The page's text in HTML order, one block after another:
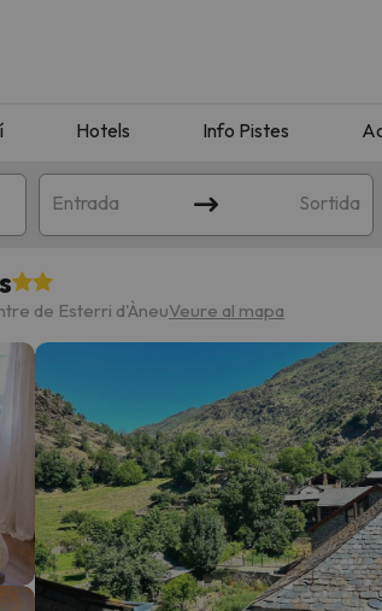
Hotels Info Pistes
Entrada Sortida
amb la teva cerca. Intenteu modificar la
de Esterri d'ÀneuVeure al mapa